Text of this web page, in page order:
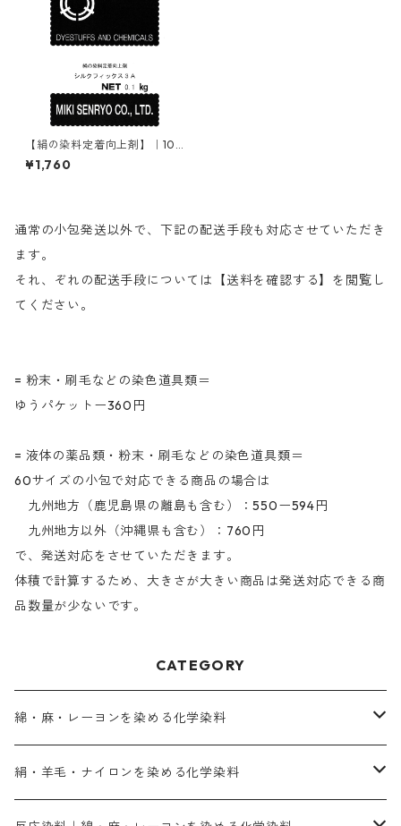
【絹の染料定着向上剤】｜100
g｜シルクフィックス3A
¥1,760
通常の小包発送以外で、下記の配送手段も対応させていただき
ます。
それ、ぞれの配送手段については【送料を確認する】を閲覧し
てください。
= 粉末・刷毛などの染色道具類＝
ゆうパケットー360円
= 液体の薬品類・粉末・刷毛などの染色道具類＝
60サイズの小包で対応できる商品の場合は
九州地方（鹿児島県の離島も含む）：550ー594円
九州地方以外（沖縄県も含む）：760円
で、発送対応をさせていただきます。
体積で計算するため、大きさが大きい商品は発送対応できる商
品数量が少ないです。
CATEGORY
綿・麻・レーヨンを染める化学染料
直接染料－染色手順が簡単
人気のおすすめ直接染料
絹・羊毛・ナイロンを染める化学染料